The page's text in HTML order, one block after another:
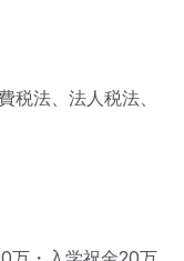
税法、法人税法、